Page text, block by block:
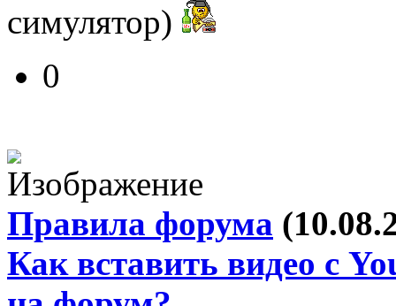
симулятор)
0
Правила форума
Как вставить видео с